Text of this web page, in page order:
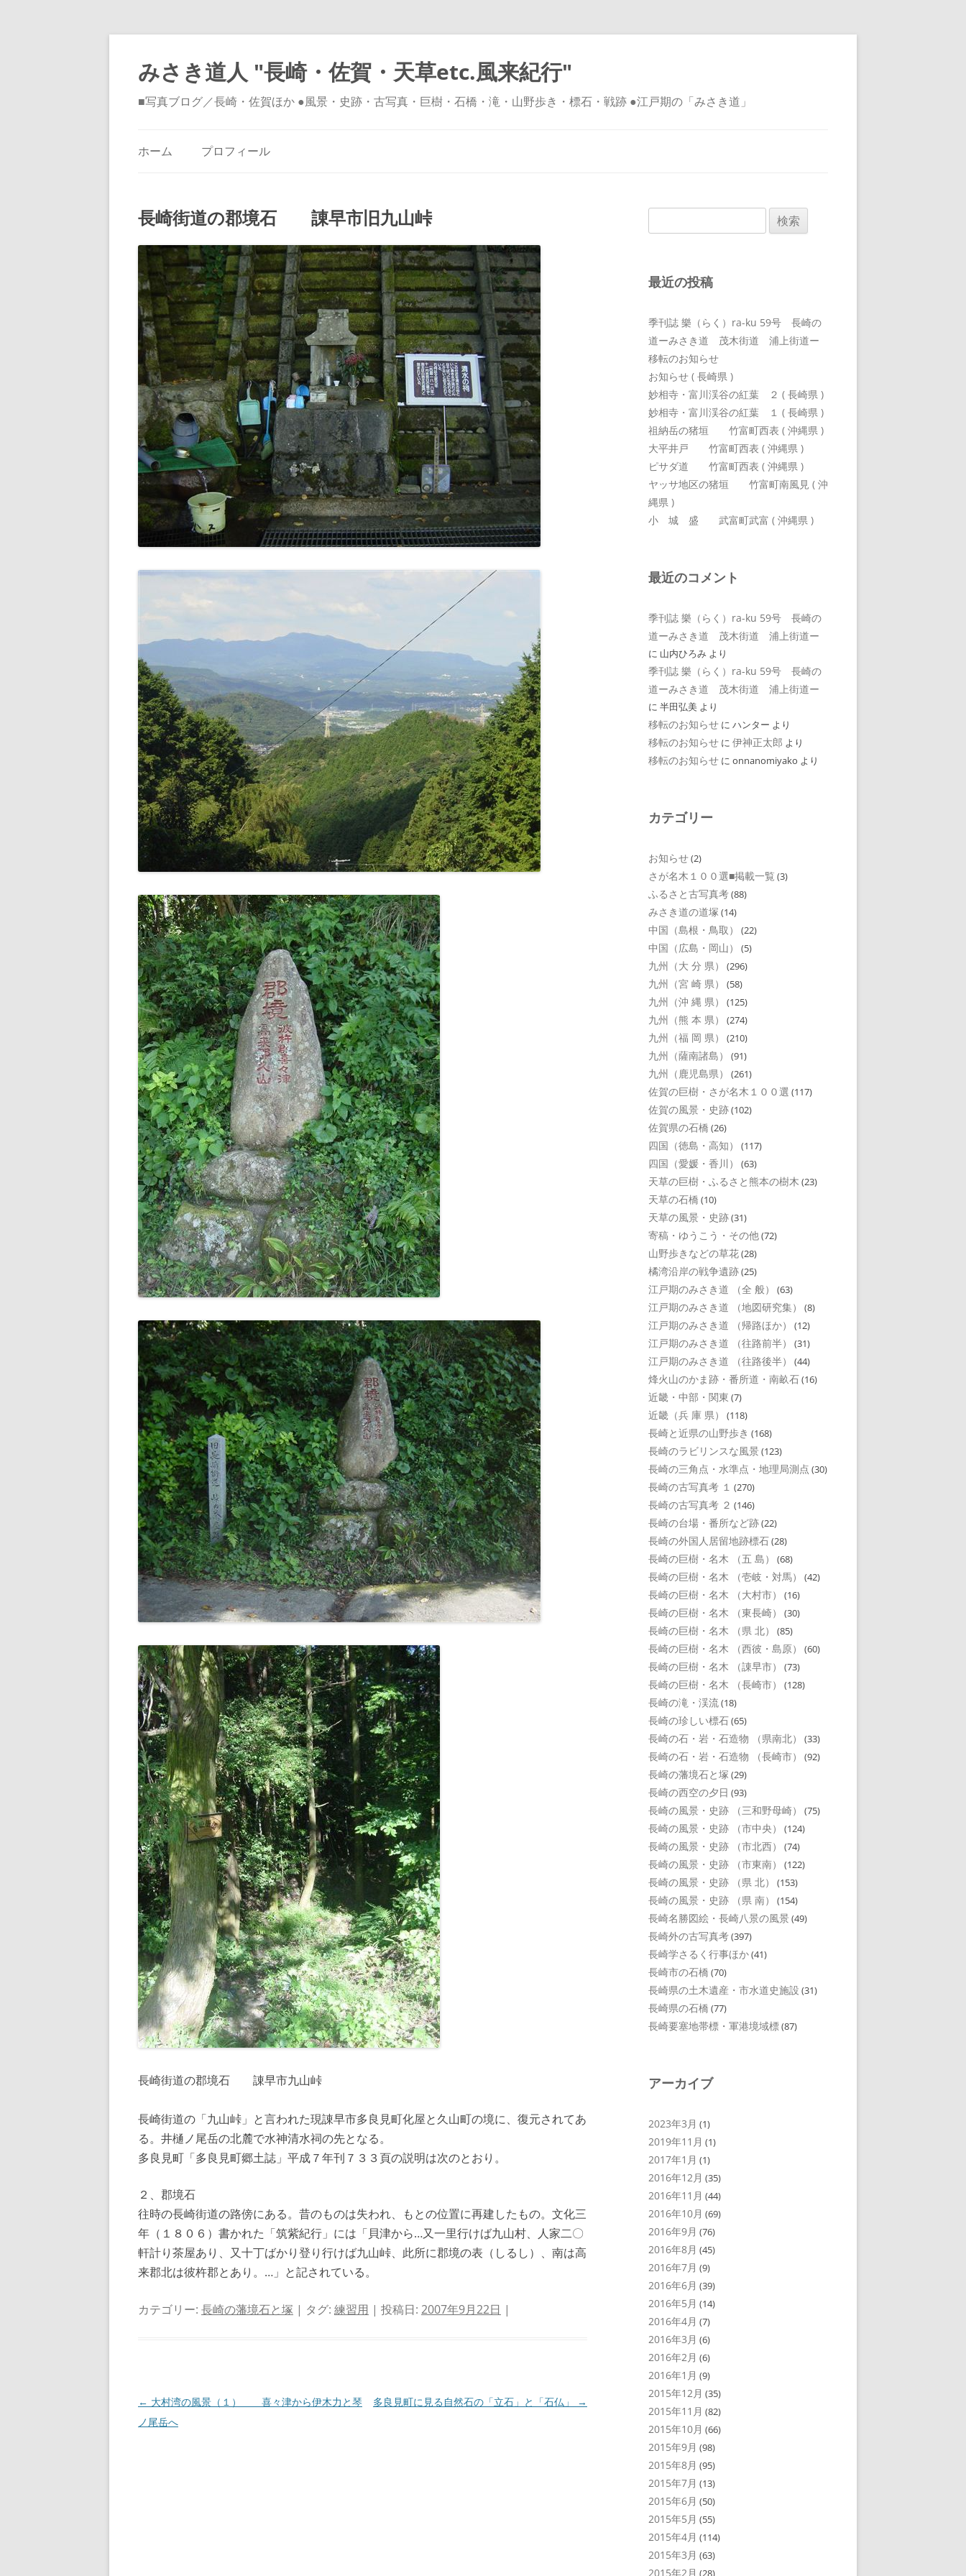
みさき道人 "長崎・佐賀・天草etc.風来紀行"
■写真ブログ／長崎・佐賀ほか ●風景・史跡・古写真・巨樹・石橋・滝・山野歩き・標石・戦跡 ●江戸期の「みさき道」
ホーム プロフィール
長崎街道の郡境石 諌早市旧九山峠
長崎街道の郡境石 諌早市九山峠
長崎街道の「九山峠」と言われた現諌早市多良見町化屋と久山町の境に、復元されてあ
る。井樋ノ尾岳の北麓で水神清水祠の先となる。
多良見町「多良見町郷土誌」平成７年刊７３３頁の説明は次のとおり。
２、郡境石
往時の長崎街道の路傍にある。昔のものは失われ、もとの位置に再建したもの。文化三
年（１８０６）書かれた「筑紫紀行」には「貝津から…又一里行けば九山村、人家二〇
軒計り茶屋あり、又十丁ばかり登り行けば九山峠、此所に郡境の表（しるし）、南は高
来郡北は彼杵郡とあり。…」と記されている。
カテゴリー: 長崎の藩境石と塚 | タグ: 練習用 | 投稿日: 2007年9月22日 |
投
稿
← 大村湾の風景（１） 喜々津から伊木力と琴
ノ尾岳へ
多良見町に見る自然石の「立石」と「石仏」 →
索:
最近の投稿
季刊誌 樂（らく）ra-ku 59号 長崎の
道ーみさき道 茂木街道 浦上街道ー
移転のお知らせ
お知らせ ( 長崎県 )
妙相寺・富川渓谷の紅葉 ２ ( 長崎県 )
妙相寺・富川渓谷の紅葉 １ ( 長崎県 )
祖納岳の猪垣 竹富町西表 ( 沖縄県 )
大平井戸 竹富町西表 ( 沖縄県 )
ピサダ道 竹富町西表 ( 沖縄県 )
ヤッサ地区の猪垣 竹富町南風見 ( 沖
縄県 )
小 城 盛 武富町武富 ( 沖縄県 )
最近のコメント
季刊誌 樂（らく）ra-ku 59号 長崎の
道ーみさき道 茂木街道 浦上街道ー
に 山内ひろみ より
季刊誌 樂（らく）ra-ku 59号 長崎の
道ーみさき道 茂木街道 浦上街道ー
に 半田弘美 より
移転のお知らせ に ハンター より
移転のお知らせ に 伊神正太郎 より
移転のお知らせ に onnanomiyako より
カテゴリー
お知らせ(2)
さが名木１００選■掲載一覧 (3)
ふるさと古写真考(88)
みさき道の道塚 (14)
中国（島根・鳥取） (22)
中国（広島・岡山） (5)
九州（大 分 県） (296)
九州（宮 崎 県） (58)
九州（沖 縄 県） (125)
九州（熊 本 県） (274)
九州（福 岡 県） (210)
九州（薩南諸島） (91)
九州（鹿児島県） (261)
佐賀の巨樹・さが名木１００選 (117)
佐賀の風景・史跡(102)
佐賀県の石橋 (26)
四国（徳島・高知） (117)
四国（愛媛・香川） (63)
天草の巨樹・ふるさと熊本の樹木 (23)
天草の石橋 (10)
天草の風景・史跡(31)
寄稿・ゆうこう・その他(72)
山野歩きなどの草花(28)
橘湾沿岸の戦争遺跡(25)
江戸期のみさき道 （全 般） (63)
江戸期のみさき道 （地図研究集） (8)
江戸期のみさき道 （帰路ほか） (12)
江戸期のみさき道 （往路前半） (31)
江戸期のみさき道 （往路後半） (44)
烽火山のかま跡・番所道・南畝石(16)
近畿・中部・関東 (7)
近畿（兵 庫 県） (118)
長崎と近県の山野歩き (168)
長崎のラビリンスな風景 (123)
長崎の三角点・水準点・地理局測点 (30)
長崎の古写真考 １ (270)
長崎の古写真考 ２ (146)
長崎の台場・番所など跡(22)
長崎の外国人居留地跡標石(28)
長崎の巨樹・名木 （五 島） (68)
長崎の巨樹・名木 （壱岐・対馬） (42)
長崎の巨樹・名木 （大村市） (16)
長崎の巨樹・名木 （東長崎） (30)
長崎の巨樹・名木 （県 北） (85)
長崎の巨樹・名木 （西彼・島原） (60)
長崎の巨樹・名木 （諌早市） (73)
長崎の巨樹・名木 （長崎市） (128)
長崎の滝・渓流(18)
長崎の珍しい標石(65)
長崎の石・岩・石造物 （県南北） (33)
長崎の石・岩・石造物 （長崎市） (92)
長崎の藩境石と塚 (29)
長崎の西空の夕日 (93)
長崎の風景・史跡 （三和野母崎） (75)
長崎の風景・史跡 （市中央） (124)
長崎の風景・史跡 （市北西） (74)
長崎の風景・史跡 （市東南） (122)
長崎の風景・史跡 （県 北） (153)
長崎の風景・史跡 （県 南） (154)
長崎名勝図絵・長崎八景の風景 (49)
長崎外の古写真考(397)
長崎学さるく行事ほか(41)
長崎市の石橋 (70)
長崎県の土木遺産・市水道史施設 (31)
長崎県の石橋 (77)
長崎要塞地帯標・軍港境域標(87)
アーカイブ
2023年3月 (1)
2019年11月 (1)
2017年1月 (1)
2016年12月 (35)
2016年11月 (44)
2016年10月 (69)
2016年9月 (76)
2016年8月 (45)
2016年7月 (9)
2016年6月 (39)
2016年5月 (14)
2016年4月 (7)
2016年3月 (6)
2016年2月 (6)
2016年1月 (9)
2015年12月 (35)
2015年11月 (82)
2015年10月 (66)
2015年9月 (98)
2015年8月 (95)
2015年7月 (13)
2015年6月 (50)
2015年5月 (55)
2015年4月 (114)
2015年3月 (63)
2015年2月 (28)